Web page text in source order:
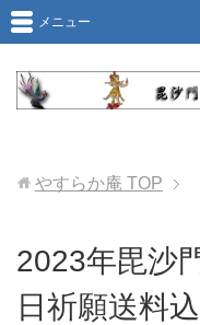
メニュー
やすらか庵 TOP
2023年毘沙
日祈願送料